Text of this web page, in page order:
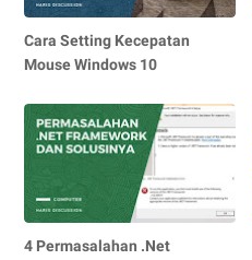
Cara Setting Kecepatan
Mouse Windows 10
4 Permasalahan .Net